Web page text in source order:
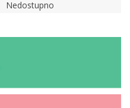
Nedostupno